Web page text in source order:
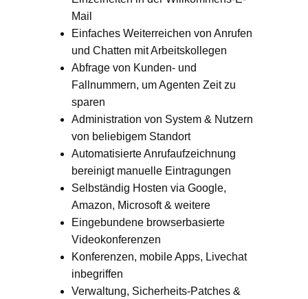
Mail
Einfaches Weiterreichen von Anrufen
und Chatten mit Arbeitskollegen
Abfrage von Kunden- und
Fallnummern, um Agenten Zeit zu
sparen
Administration von System & Nutzern
von beliebigem Standort
Automatisierte Anrufaufzeichnung
bereinigt manuelle Eintragungen
Selbständig Hosten via Google,
Amazon, Microsoft & weitere
Eingebundene browserbasierte
Videokonferenzen
Konferenzen, mobile Apps, Livechat
inbegriffen
Verwaltung, Sicherheits-Patches &